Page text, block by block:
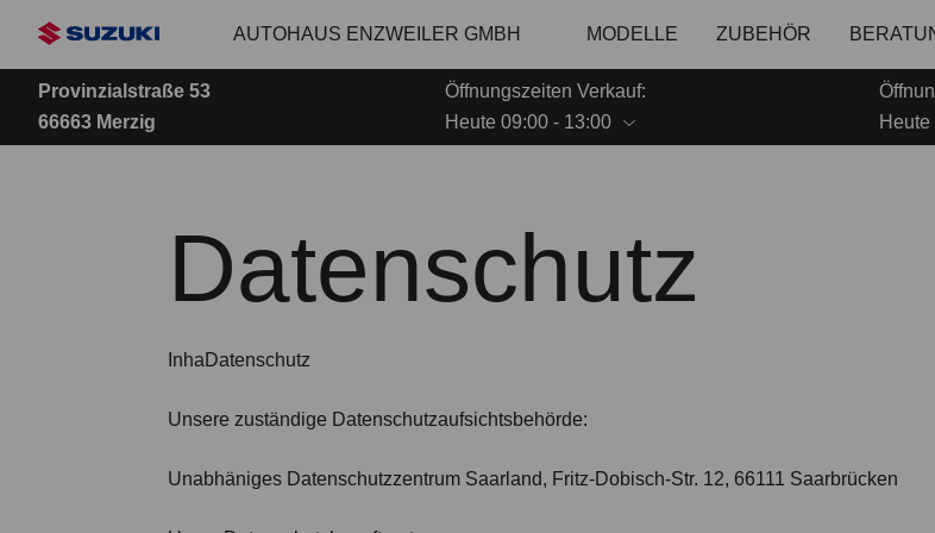
Hauptinhalt
AUTOHAUS ENZWEILER GMBH MODELLE ZUBEHÖR
Provinzialstraße 53
66663 Merzig
Öffnungszeiten Verkauf:
Heute 09:00 - 13:00
Heute
Datenschutz
InhaDatenschutz
Unsere zuständige Datenschutzaufsichtsbehörde:
Unabhäniges Datenschutzzentrum Saarland, Fritz-Dobisch-Str. 12, 66111 Saarbrücken